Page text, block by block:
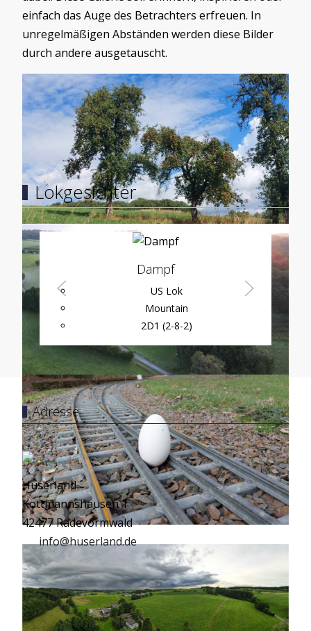
einfach das Auge des Betrachters erfreuen. In
unregelmäßigen Abständen werden diese Bilder
durch andere ausgetauscht.
Load More
Lokgesichter
Dampf
US Lok
Mountain
2D1 (2-8-2)
Adresse
Huserland
Kottmannshausen 1
42477 Radevormwald
info@huserland.de